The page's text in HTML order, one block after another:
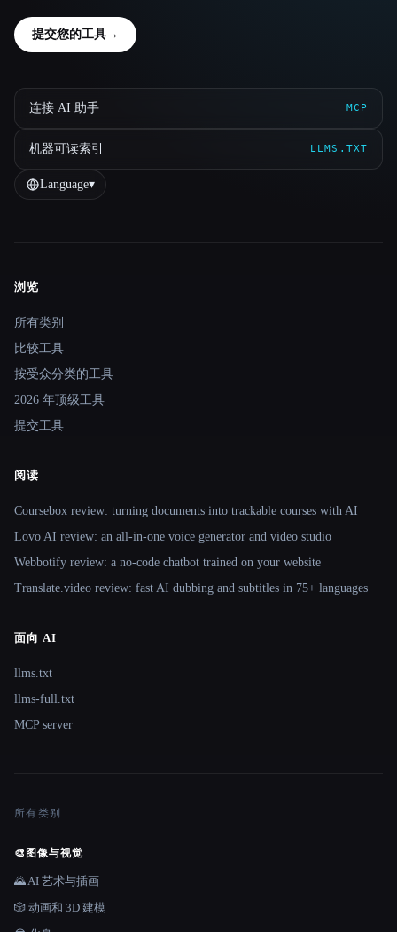
提交您的工具→
连接 AI 助手 MCP
机器可读索引 LLMS.TXT
Language▾
Site navigation
浏览
所有类别
比较工具
按受众分类的工具
2026 年顶级工具
提交工具
阅读
Coursebox review: turning documents into trackable courses with AI
Lovo AI review: an all-in-one voice generator and video studio
Webbotify review: a no-code chatbot trained on your website
Translate.video review: fast AI dubbing and subtitles in 75+ languages
面向 AI
llms.txt
llms-full.txt
MCP server
所有类别
🎨 图像与视觉
🌄 AI 艺术与插画
🎲 动画和 3D 建模